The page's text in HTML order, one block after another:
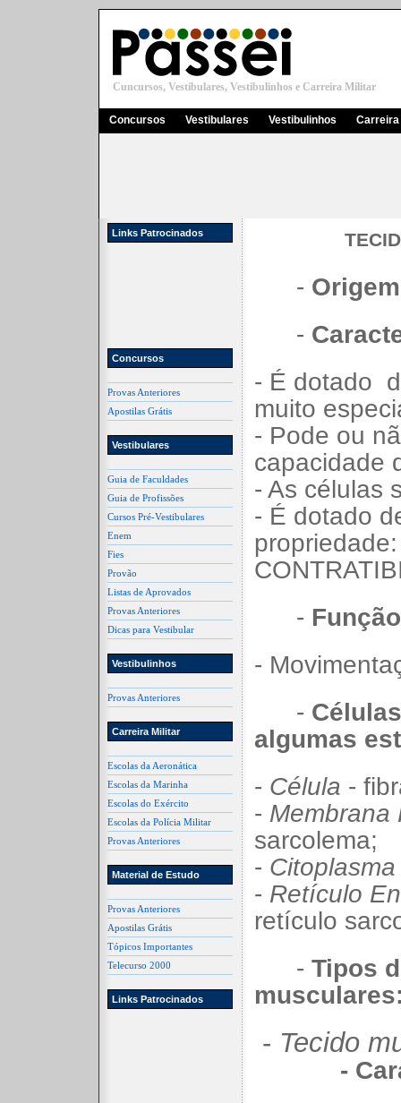
Cuncursos, Vestibulares, Vestibulinhos e Carreira Militar
Concursos Vestibulares Vestibulinhos
Links Patrocinados
Concursos
Provas Anteriores
Apostilas Grátis
Vestibulares
Guia de Faculdades
Guia de Profissões
Cursos Pré-Vestibulares
Enem
Fies
Provão
Listas de Aprovados
Provas Anteriores
Dicas para Vestibular
Vestibulinhos
Provas Anteriores
Carreira Militar
Escolas da Aeronática
Escolas da Marinha
Escolas do Exército
Escolas da Polícia Militar
Provas Anteriores
Material de Estudo
Provas Anteriores
Apostilas Grátis
Tópicos Importantes
Telecurso 2000
Links Patrocinados
- Origem
-
- É dotado
muito
- Pode ou
capacidade
- As células
- É dotado
propriedade:
-
-
-
algumas
- Célula -
- Membrana
sarcolema;
- Citoplasma
- Retículo
retículo
-Tipos
- Tecido
-